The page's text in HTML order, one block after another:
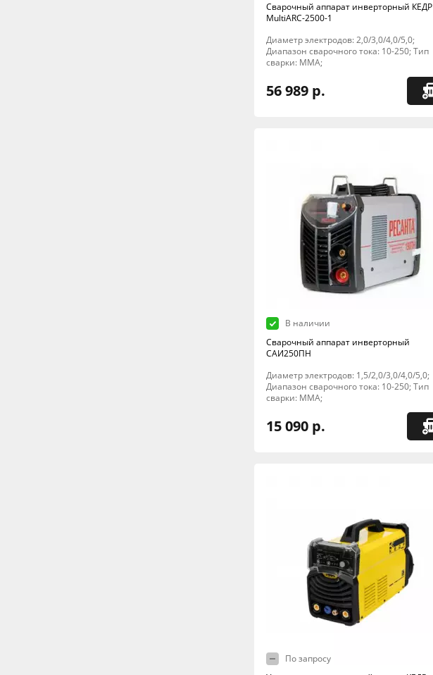
Сварочный аппарат инверторный КЕДР
MultiARC-2500-1
Диаметр электродов: 2,0/3,0/4,0/5,0;
Диапазон сварочного тока: 10-250; Тип
сварки: MMA;
56 989 р.
В наличии
Сварочный аппарат инверторный
САИ250ПН
Диаметр электродов: 1,5/2,0/3,0/4,0/5,0;
Диапазон сварочного тока: 10-250; Тип
сварки: MMA;
15 090 р.
По запросу